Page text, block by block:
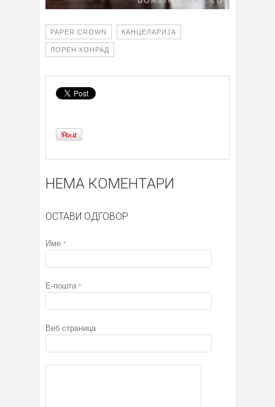
PAPER CROWN КАНЦЕЛАРИЈА
ЛОРЕН КОНРАД
НЕМА КОМЕНТАРИ
ОСТАВИ ОДГОВОР
Име *
Е-пошта *
Веб страница